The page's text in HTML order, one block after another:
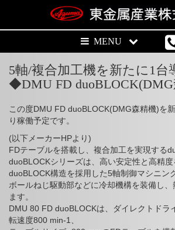
5軸/複合加工機を新たに1台
◆DMU FD
この度DMU FD duoBLOCK(DMG森精機)を
り稼働予定です。
(以下メーカーHPより)
FDテーブルを搭載し、複合加工を実現する
duoBLOCKシリーズは、高い安定性と高精
duoBLOCK構造を採用した5軸制御マシニン
ボールねじ駆動部などに冷却機構を装備し
ます。
DMU 80 FD duoBLOCKは、ダイレクトドラ
転速度800 min-1、